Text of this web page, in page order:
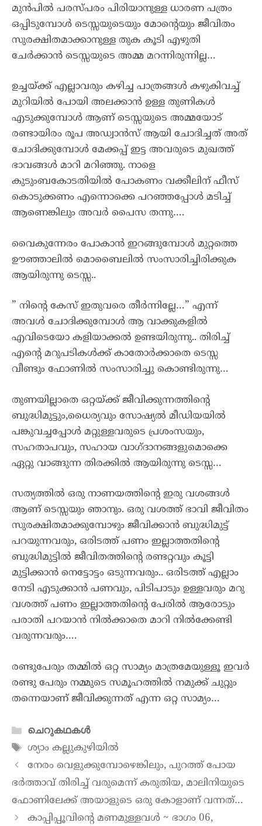
മുൻപിൽ പരസ്പരം പിരിയാനുള്ള ധാരണ പത്രം
ഒപ്പിടുമ്പോൾ ടെസ്സയുടെയും മോന്റെയും ജീവിതം
സുരക്ഷിതമാക്കാനുള്ള തുക കൂടി എഴുതി
ചേർക്കാൻ ടെസ്സയുടെ അമ്മ മറന്നിരുന്നില്ല…
ഉച്ചയ്ക്ക് എല്ലാവരും കഴിച്ച പാത്രങ്ങൾ കഴുകിവച്ച്
മുറിയിൽ പോയി അലക്കാൻ ഉള്ള തുണികൾ
എടുക്കുമ്പോൾ ആണ് ടെസ്സയുടെ അമ്മയോട്
രണ്ടായിരം രൂപ അഡ്വാൻസ് ആയി ചോദിച്ചത് അത്
ചോദിക്കുമ്പോൾ മേക്കപ്പ് ഇട്ട അവരുടെ മുഖത്ത്
ഭാവങ്ങൾ മാറി മറിഞ്ഞു. നാളെ
കുടുംബകോടതിയിൽ പോകണം വക്കീലിന് ഫീസ്
കൊടുക്കണം എന്നൊക്കെ പറഞ്ഞപ്പോൾ മടിച്ച്
ആണെങ്കിലും അവർ പൈസ തന്നു….
വൈകുന്നേരം പോകാൻ ഇറങ്ങുമ്പോൾ മുറ്റത്തെ
ഊഞ്ഞാലിൽ മൊബൈലിൽ സംസാരിച്ചിരിക്കുക
ആയിരുന്നു ടെസ്സ..
” നിന്റെ കേസ് ഇതുവരെ തീർന്നില്ലേ…” എന്ന്
അവൾ ചോദിക്കുമ്പോൾ ആ വാക്കുകളിൽ
എവിടെയോ കളിയാക്കൽ ഉണ്ടയിരുന്നു.. തിരിച്ച്
എന്റെ മറുപടികൾക്ക് കാതോർക്കാതെ ടെസ്സ
വീണ്ടും ഫോണിൽ സംസാരിച്ചു കൊണ്ടിരുന്നു…
തുണയില്ലാതെ ഒറ്റയ്ക്ക് ജീവിക്കുന്നത്തിന്റെ
ബുദ്ധിമുട്ടും,ധൈര്യവും സോഷ്യൽ മീഡിയയിൽ
പങ്കുവച്ചപ്പോൾ മറ്റുള്ളവരുടെ പ്രശംസയും,
സഹതാപവും, സഹായ വാഗ്ദാനങ്ങളുമൊക്കെ
ഏറ്റു വാങ്ങുന്ന തിരക്കിൽ ആയിരുന്നു ടെസ്സ…
സത്യത്തിൽ ഒരു നാണയത്തിന്റെ ഇരു വശങ്ങൾ
ആണ് ടെസ്സയും ഞാനും. ഒരു വശത്ത് ഭാവി ജീവിതം
സുരക്ഷിതമാക്കുമ്പോഴും ജീവിക്കാൻ ബുദ്ധിമുട്ട്
പറയുന്നവരും, ഒരിടത്ത്‌ പണം ഇല്ലാത്തതിന്റെ
ബുദ്ധിമുട്ടിൽ ജീവിതത്തിന്റെ രണ്ടറ്റവും കൂട്ടി
മുട്ടിക്കാൻ നെട്ടോട്ടം ഒടുന്നവരും.. ഒരിടത്ത് എല്ലാം
നേടി എടുക്കാൻ പണവും, പിടിപാടും ഉള്ളവരും മറു
വശത്ത് പണം ഇല്ലാത്തതിന്റെ പേരിൽ ആരോടും
പരാതി പറയാൻ നിൽക്കാതെ മാറി നിൽക്കേണ്ടി
വരുന്നവരും….
രണ്ടുപേരും തമ്മിൽ ഒറ്റ സാമ്യം മാത്രമേയുള്ളൂ ഇവർ
രണ്ടു പേരും നമ്മുടെ സമൂഹത്തിൽ നമുക്ക് ചുറ്റും
തന്നെയാണ് ജീവിക്കുന്നത് എന്ന ഒറ്റ സാമ്യം…
ചെറുകഥകൾ
ശ്യാം കല്ലുകുഴിയിൽ
നേരം വെളുക്കുമ്പോഴെങ്കിലും, പുറത്ത് പോയ
ഭർത്താവ് തിരിച്ച് വരുമെന്ന് കരുതിയ, മാലിനിയുടെ
ഫോണിലേക്ക് അയാളുടെ ഒരു കോളാണ് വന്നത്…
കാപ്പിപ്പൂവിന്റെ മണമുള്ളവൾ ~ ഭാഗം 06,